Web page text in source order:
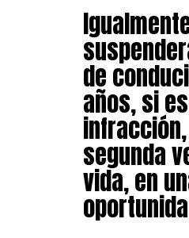
de
años, si
segunda
vida, en